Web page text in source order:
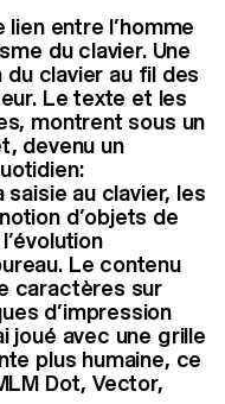
entre l’homme
du clavier. Une
du clavier au fil des
Le texte et les
montrent sous un
devenu un
au clavier, les
d’objets de
Le contenu
caractères sur
d’impression
joué avec une grille
plus humaine, ce
Dot, Vector,